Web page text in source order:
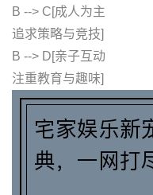
B --> C[成人为主
追求策略与竞技]
B --> D[亲子互动
注重教育与趣味]